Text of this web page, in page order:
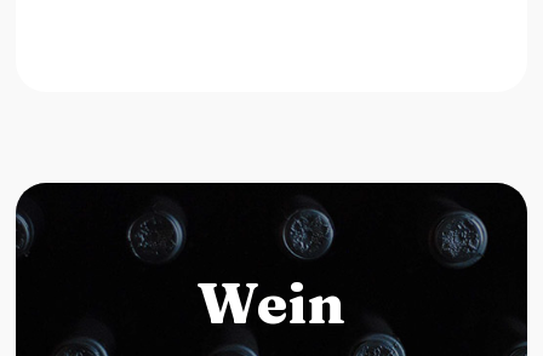
Wein